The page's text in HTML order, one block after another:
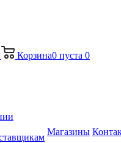
Корзина0 пуста 0
Магазины